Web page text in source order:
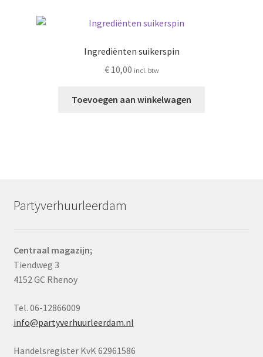
Ingrediënten suikerspin
€10,00 incl. btw
Toevoegen aan winkelwagen
Partyverhuurleerdam
Centraal magazijn;
Tiendweg 3
4152 GC Rhenoy
Tel. 06-12866009
info@partyverhuurleerdam.nl
Handelsregister KvK 62961586